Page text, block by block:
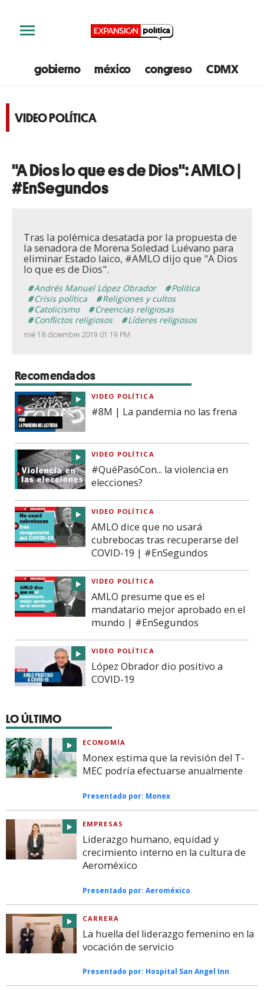
gobierno méxico congreso CDMX
VIDEO POLÍTICA
"A Dios lo que es de Dios": AMLO |
#EnSegundos
mié 18 diciembre 2019 01:19 PM
Tras la polémica desatada por la propuesta de
la senadora de Morena Soledad Luévano para
eliminar Estado laico, #AMLO dijo que "A Dios
lo que es de Dios".
Andrés Manuel López Obrador
Política
Crisis política
Religiones y cultos
Catolicismo
Creencias religiosas
Conflictos religiosos
Líderes religiosos
Recomendados
VIDEO POLÍTICA
#8M | La pandemia no las frena
VIDEO POLÍTICA
#QuéPasóCon... la violencia en
elecciones?
VIDEO POLÍTICA
AMLO dice que no usará
cubrebocas tras recuperarse del
COVID-19 | #EnSegundos
VIDEO POLÍTICA
AMLO presume que es el
mandatario mejor aprobado en el
mundo | #EnSegundos
VIDEO POLÍTICA
López Obrador dio positivo a
COVID-19
LO ÚLTIMO
ECONOMÍA
Monex estima que la revisión del T-
MEC podría efectuarse anualmente
Presentado por: Monex
EMPRESAS
Liderazgo humano, equidad y
crecimiento interno en la cultura de
Aeroméxico
Presentado por: Aeroméxico
CARRERA
La huella del liderazgo femenino en la
vocación de servicio
Presentado por: Hospital San Angel Inn